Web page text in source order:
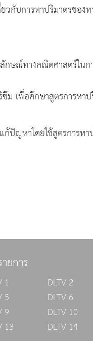
กับการหาปริมาตรของ
ณ์ทางคณิตศาสตร์ในก
เพื่อศึกษาสูตรการหา
ปัญหาโดยใช้สูตรการห
ยการ
1 DLTV 2
5
DLTV 6
9
DLTV 10
13
DLTV 14